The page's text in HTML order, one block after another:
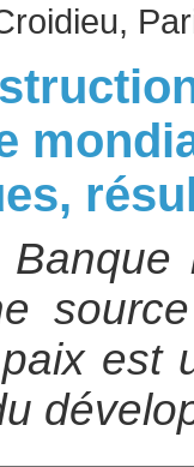
est